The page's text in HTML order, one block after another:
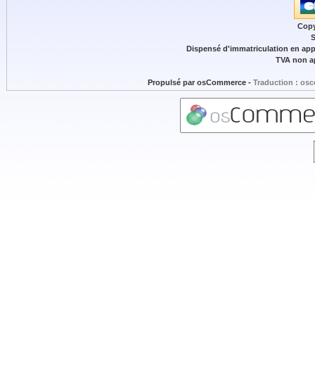
Dispensé d'immatriculation en
TVA non
Propulsé par osCommerce- Traduction :